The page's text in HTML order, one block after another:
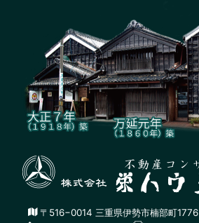
〒516−0014 三重県伊勢市楠部町1776